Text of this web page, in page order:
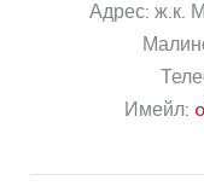
Адрес: ж.к.
Имейл: